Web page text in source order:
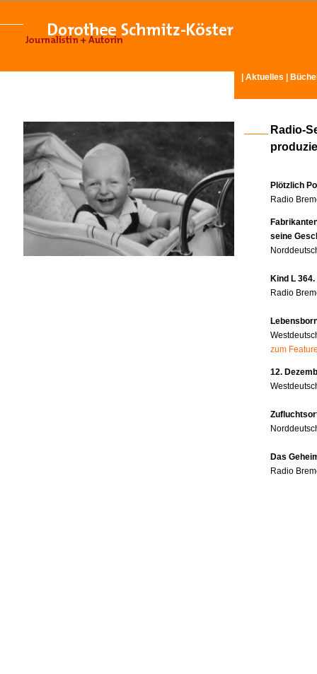
Aktuelles
Radio-
Plötzlich
Radio
seine
Kind L
Radio
zum
12.
Das
Radio